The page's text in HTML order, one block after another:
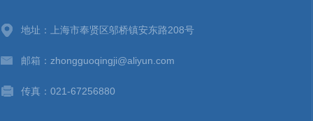
地址：上海市奉贤区邬桥镇安东路208号
邮箱：zhongguoqingji@aliyun.com
传真：021-67256880